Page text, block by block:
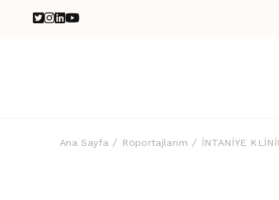
Ana Sayfa Röportajlarım İNTANİYE